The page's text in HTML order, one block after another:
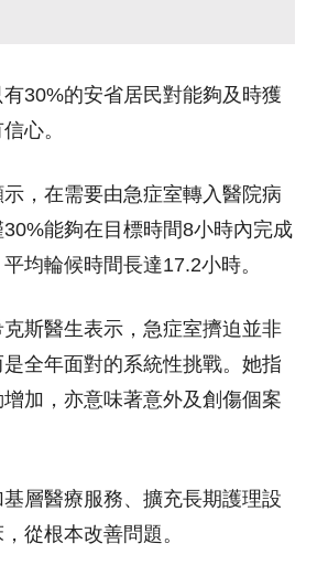
30%的安省居民對能夠及時獲
心。
，在需要由急症室轉入醫院病
能夠在目標時間8小時內完成
均輪候時間長達17.2小時。
斯醫生表示，急症室擠迫並非
全年面對的系統性挑戰。她指
加，亦意味著意外及創傷個案
層醫療服務、擴充長期護理設
從根本改善問題。